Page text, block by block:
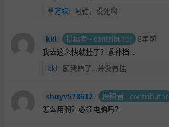
草方块: 阿勒，没死啊
kkl 投稿者 - contributor 8年前
我去这么快就挂了？求补档...
kkl: 额我错了...并没有挂
shuyv578612 投稿者 - contributor
怎么用啊？必须电脑吗？